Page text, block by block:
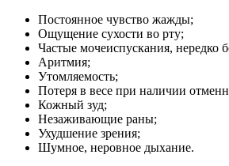
Постоянное чувство жажды;
Ощущение сухости во рту;
Частые мочеиспускания, нередко
Аритмия;
Утомляемость;
Потеря в весе при наличии
Кожный зуд;
Незаживающие раны;
Ухудшение зрения;
Шумное, неровное дыхание.